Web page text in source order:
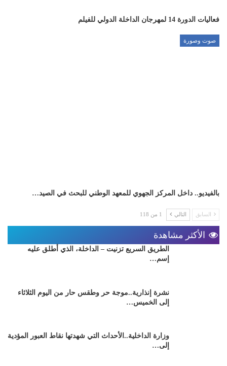
فعاليات الدورة 14 لمهرجان الداخلة الدولي للفيلم
صوت وصورة
بالفيديو.. داخل المركز الجهوي للمعهد الوطني للبحث في الصيد…
السابق التالي 1 من 118
الأكثر مشاهدة
الطريق السريع تزنيت – الداخلة، الذي أطلق عليه
إسم…
نشرة إنذارية..موجة حر وطقس حار من اليوم الثلاثاء
إلى الخميس…
وزارة الداخلية..الأحداث التي شهدتها نقاط العبور المؤدية
إلى…